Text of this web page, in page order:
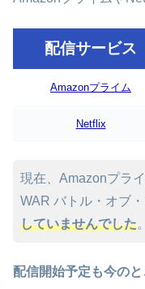
配信サービス
Amazonプライム
Netflix
現在、Amazonプラ
WAR バトル・オブ
していませんでした。
配信開始予定も今の